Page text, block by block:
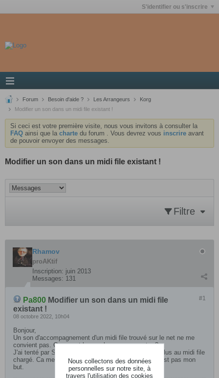
S'identifier ou s'inscrire
Forum Besoin d'aide ? Les Arrangeurs
Korg
Modifier un son dans un midi file existant !
Si ceci est votre première visite, nous vous invitons à consulter la
FAQ ainsi que la charte du forum . Vous devrez vous inscrire avant
de pouvoir envoyer des messages.
Modifier un son dans un midi file existant !
Filtre
Rhamov
proAKtif
Inscription: juin 2013
Messages: 131
#1
Pa800 Modifier un son dans un midi file
existant !
08 octobre 2022, 10h04
Bonjour,
Un son d'accompagnement d'un midi file trouvé sur le net ne me
convient pas. Comment le remplacer par un autre ?
J'ai tenté par Séquencer + record, mais je n'accède plus au midi file
chargé. Ca me propose d'en créer un nouveau. Là n'est pas mon
but.
Nous collectons des données
personnelles sur notre site, à
travers l'utilisation des cookies